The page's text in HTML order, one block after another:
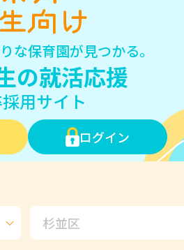
な保育園が見つかる。
の就活応援
用サイト
ログイン